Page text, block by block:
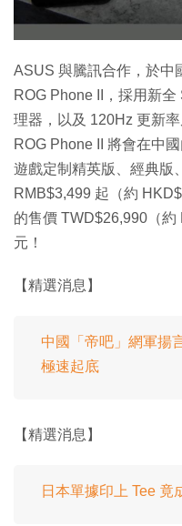
ASUS 與騰訊合作，於中
ROG Phone II，採用新
理器，以及 120Hz 更新
ROG Phone II 將會在中
遊戲定制精英版、經典版
RMB$3,499 起（約
的售價 TWD$26,990（
元！
【精選消息】
中國「帝吧」網軍揚
極速起底
【精選消息】
日本單據印上 Tee